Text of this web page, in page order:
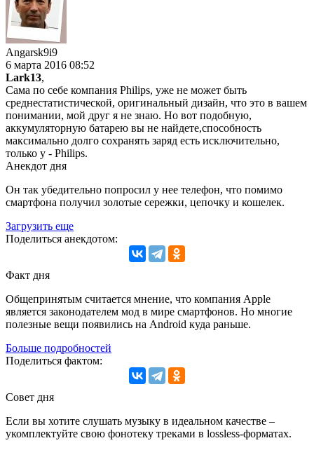
Angarsk9i9
6 марта 2016 08:52
Lark13,
Сама по себе компания Philips, уже не может быть
среднестатистической, оригинальный дизайн, что это в вашем
понимании, мой друг я не знаю. Но вот подобную,
аккумуляторную батарею вы не найдете,способность
максимально долго сохранять заряд есть исключительно,
только у - Philips.
Анекдот дня
Он так убедительно попросил у нее телефон, что помимо
смартфона получил золотые сережки, цепочку и кошелек.
Загрузить еще
Поделиться анекдотом:
Факт дня
Общепринятым считается мнение, что компания Apple
является законодателем мод в мире смартфонов. Но многие
полезные вещи появились на Android куда раньше.
Больше подробностей
Поделиться фактом:
Совет дня
Если вы хотите слушать музыку в идеальном качестве –
укомплектуйте свою фонотеку треками в lossless-форматах.